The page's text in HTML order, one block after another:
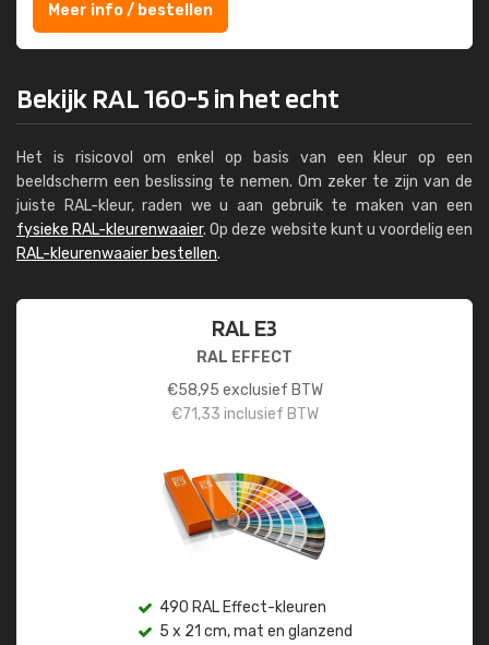
Meer info / bestellen
Bekijk RAL 160-5 in het echt
Het is risicovol om enkel op basis van een kleur op een
beeldscherm een beslissing te nemen. Om zeker te zijn van de
juiste RAL-kleur, raden we u aan gebruik te maken van een
fysieke RAL-kleurenwaaier. Op deze website kunt u voordelig een
RAL-kleurenwaaier bestellen.
RAL E3
RAL EFFECT
€58,95 exclusief BTW
€71,33 inclusief BTW
490 RAL Effect-kleuren
5 x 21 cm, mat en glanzend